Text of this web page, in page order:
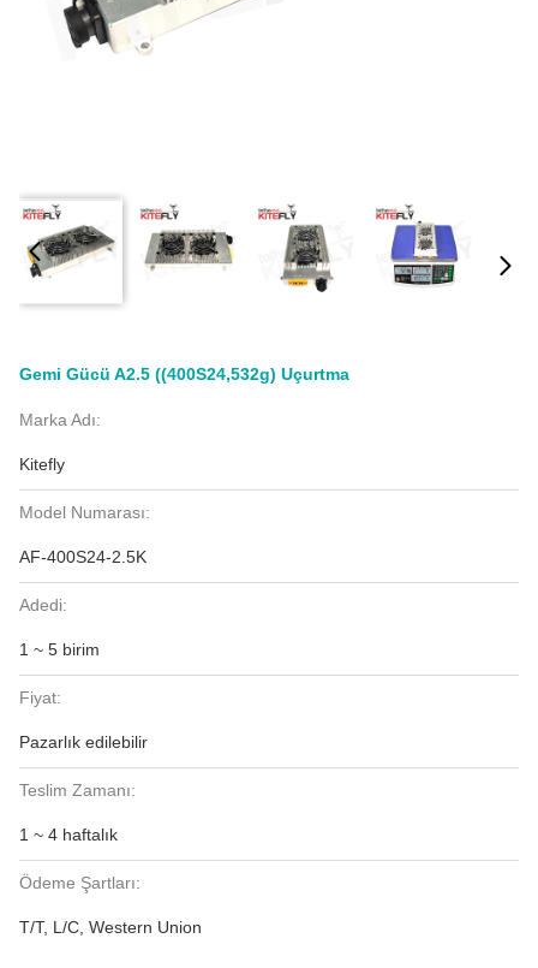
Gemi Gücü A2.5 ((400S24,532g) Uçurtma
Marka Adı:
Kitefly
Model Numarası:
AF-400S24-2.5K
Adedi:
1 ~ 5 birim
Fiyat:
Pazarlık edilebilir
Teslim Zamanı:
1 ~ 4 haftalık
Ödeme Şartları:
T/T, L/C, Western Union